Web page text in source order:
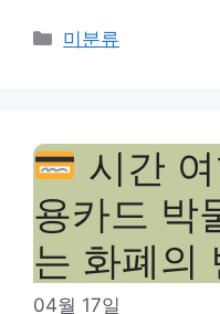
Categories
미분류
시간
용카드 박
는 화폐의
04월 17일